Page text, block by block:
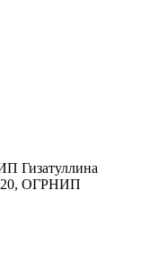
Гизатуллина
ОГРНИП